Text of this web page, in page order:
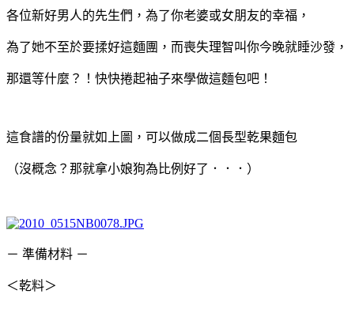
各位新好男人的先生們，為了你老婆或女朋友的幸福，
為了她不至於要揉好這麵團，而喪失理智叫你今晚就睡沙發，
那還等什麼？！快快捲起袖子來學做這麵包吧！
這食譜的份量就如上圖，可以做成二個長型乾果麵包
（沒概念？那就拿小娘狗為比例好了．．．）
－ 準備材料 －
＜乾料＞